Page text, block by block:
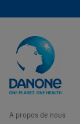
A propos de nous